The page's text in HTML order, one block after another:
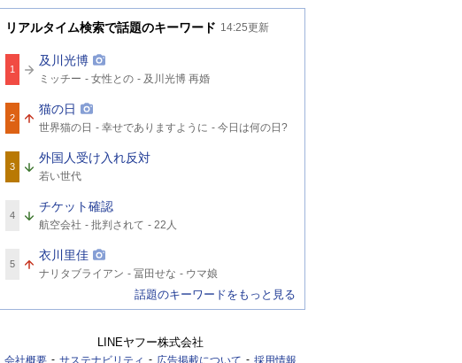
リアルタイム検索で話題のキーワード 14:25更新
1
及川光博
関
連
ー
ド
ミッチー 女性との 及川光博 再婚
2
猫の日
関
連
ー
ド
世界猫の日 幸せでありますように 今日は何の日?
3
外国人受け入れ反対
関
連
ー
ド
若い世代
4
チケット確認
関
連
ー
ド
航空会社 批判されて 22人
5
衣川里佳
関
連
ナリタブライアン 冨田せな ウマ娘
話題のキーワードをもっと見る
LINEヤフー株式会社
会社概要 サステナビリティ 広告掲載について 採用情報